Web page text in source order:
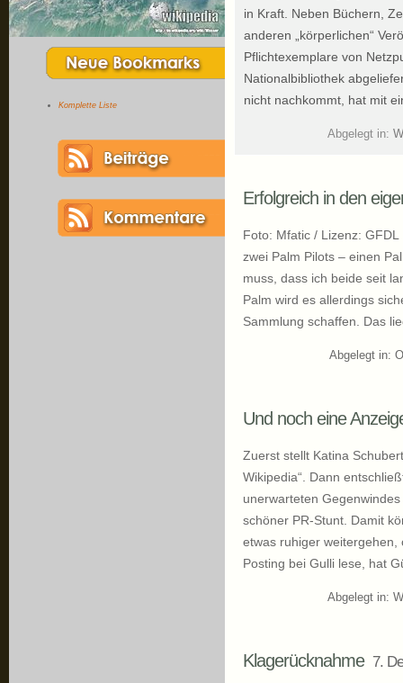
Komplette Liste
in Kraft. Neben Büchern,
anderen „körperlichen“
Pflichtexemplare von
Nationalbibliothek
nicht nachkommt, hat mit
Abgelegt in:
Erfolgreich in den
Foto: Mfatic / Lizenz:
zwei Palm Pilots – einen
muss, dass ich beide seit
Palm wird es allerdings
Sammlung schaffen. Das
Abgelegt in:
Und noch eine
Zuerst stellt Katina
Wikipedia“. Dann
unerwarteten
schöner PR-Stunt. Damit
etwas ruhiger
Posting bei Gulli lese, hat
Abgelegt in:
Klagerücknahme 7.